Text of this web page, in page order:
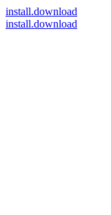
install.download
install.download